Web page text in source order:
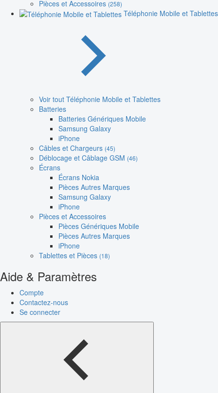
Pièces et Accessoires (258)
Téléphonie Mobile et Tablettes
Voir tout Téléphonie Mobile et Tablettes
Batteries
Batteries Génériques Mobile
Samsung Galaxy
iPhone
Câbles et Chargeurs (45)
Déblocage et Câblage GSM (46)
Écrans
Écrans Nokia
Pièces Autres Marques
Samsung Galaxy
iPhone
Pièces et Accessoires
Pièces Génériques Mobile
Pièces Autres Marques
iPhone
Tablettes et Pièces (18)
Aide & Paramètres
Compte
Contactez-nous
Se connecter